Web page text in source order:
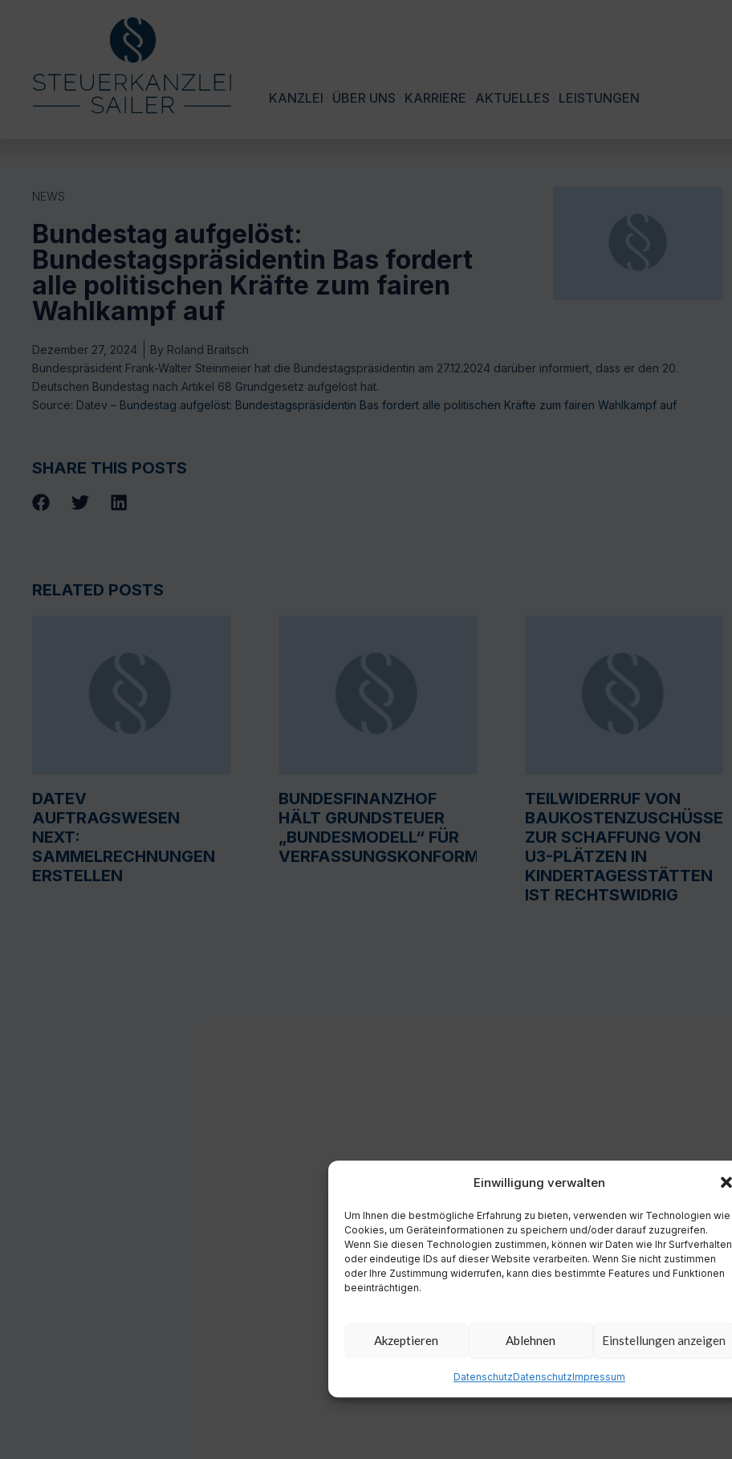
Einwilligung verwalten
Um Ihnen die bestmögliche Erfahrung zu bieten, verwenden wir Technologien wie
Cookies, um Geräteinformationen zu speichern und/oder darauf zuzugreifen.
Wenn Sie diesen Technologien zustimmen, können wir Daten wie Ihr Surfverhalten
oder eindeutige IDs auf dieser Website verarbeiten. Wenn Sie nicht zustimmen
oder Ihre Zustimmung widerrufen, kann dies bestimmte Features und Funktionen
beeinträchtigen.
Akzeptieren Ablehnen Einstellungen anzeigen
DatenschutzDatenschutzImpressum
KANZLEI ÜBER UNS KARRIERE AKTUELLES LEISTUNGEN
NEWS
Bundestag aufgelöst:
Bundestagspräsidentin Bas fordert
alle politischen Kräfte zum fairen
Wahlkampf auf
Dezember 27, 2024 By Roland Braitsch
Bundespräsident Frank-Walter Steinmeier hat die Bundestagspräsidentin am 27.12.2024 darüber informiert, dass er den 20.
Deutschen Bundestag nach Artikel 68 Grundgesetz aufgelöst hat.
Source: Datev – Bundestag aufgelöst: Bundestagspräsidentin Bas fordert alle politischen Kräfte zum fairen Wahlkampf auf
SHARE THIS POSTS
RELATED POSTS
DATEV
AUFTRAGSWESEN
NEXT:
SAMMELRECHNUNGEN
ERSTELLEN
BUNDESFINANZHOF
HÄLT GRUNDSTEUER
„BUNDESMODELL“ FÜR
VERFASSUNGSKONFORM
TEILWIDERRUF VON
BAUKOSTENZUSCHÜSSEN
ZUR SCHAFFUNG VON
U3-PLÄTZEN IN
KINDERTAGESSTÄTTEN
IST RECHTSWIDRIG